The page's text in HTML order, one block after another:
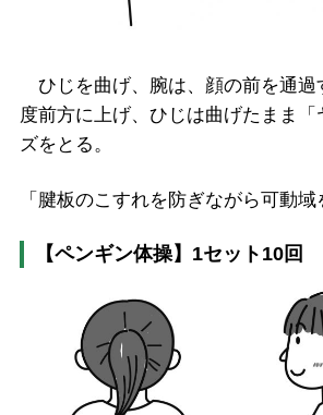
ひじを曲げ、腕は、顔の前を通過
度前方に上げ、ひじは曲げたまま
ズをとる。
「腱板のこすれを防ぎながら可動域
【ペンギン体操】1セット10回